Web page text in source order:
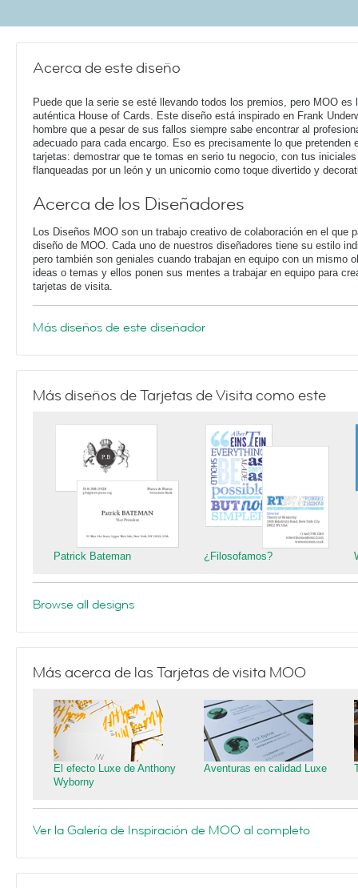
Acerca de este diseño
Puede que la serie se esté llevando todos los premios, pero MOO es
auténtica House of Cards. Este diseño está inspirado en Frank
hombre que a pesar de sus fallos siempre sabe encontrar al
adecuado para cada encargo. Eso es precisamente lo que pretenden
tarjetas: demostrar que te tomas en serio tu negocio, con tus iniciales
flanqueadas por un león y un unicornio como toque divertido y
Acerca de los Diseñadores
Los Diseños MOO son un trabajo creativo de colaboración en el que
diseño de MOO. Cada uno de nuestros diseñadores tiene su estilo
pero también son geniales cuando trabajan en equipo con un mismo
ideas o temas y ellos ponen sus mentes a trabajar en equipo para
tarjetas de visita.
Más diseños de este diseñador
Más diseños de Tarjetas de Visita como este
Patrick Bateman ¿Filosofamos?
Browse all designs
Más acerca de las Tarjetas de visita MOO
El efecto Luxe de Anthony
Wyborny
Aventuras en calidad Luxe
Ver la Galería de Inspiración de MOO al completo